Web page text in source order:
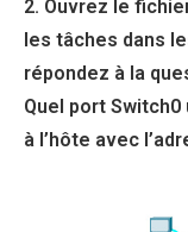
2. Ouvrez le
les tâches dans
répondez à la
Quel port
à l’hôte avec